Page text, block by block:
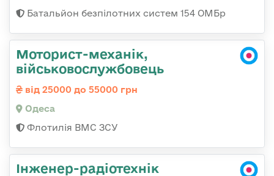
Батальйон безпілотних систем 154 ОМБр
Моторист-механік,
військовослужбовець
від 25000 до 55000 грн
Одеса
Флотилія ВМС ЗСУ
Інженер-радіотехнік